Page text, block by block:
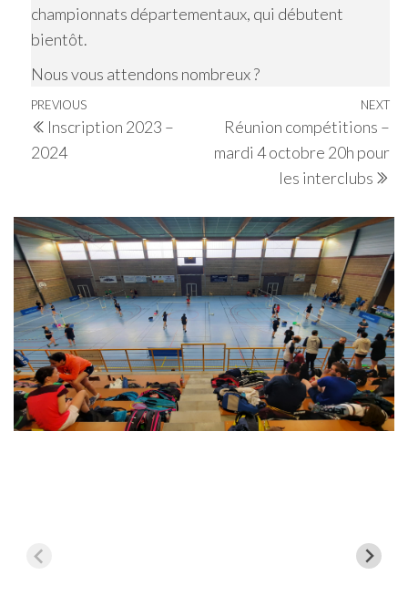
championnats départementaux, qui débutent
bientôt.
Nous vous attendons nombreux ?
Navigation
de
l’article
Previous
Post
PREVIOUS
Inscription 2023 –
2024
NEXT
Réunion compétitions –
mardi 4 octobre 20h pour
les interclubs